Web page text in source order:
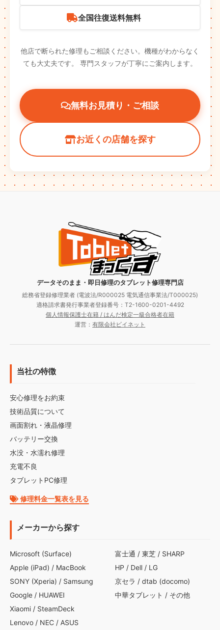
全国往復送料無料
他店で断られた修理もご相談ください。機種がわからなく
ても大丈夫です。
専門スタッフが丁寧にご案内します。
無料お見積り・ご相談
お近くの店舗を探す
データそのまま・即日修理のタブレット修理専門店
総務省登録修理業者 (電波法/R000025 電気通信事業法/T000025)
適格請求書発行事業者登録番号：T2-1600-0201-4492
個人情報保護士在籍 / はんだ検定一級合格者在籍
運営： 有限会社ビイネット
当社の特徴
安心修理をお約束
技術品質について
画面割れ・液晶修理
バッテリー交換
水没・水濡れ修理
充電不良
タブレットPC修理
修理料金一覧表を見る
メーカーから探す
Microsoft (Surface)
Apple (iPad) / MacBook
SONY (Xperia) / Samsung
Google / HUAWEI
Xiaomi / SteamDeck
Lenovo / NEC / ASUS
富士通 / 東芝 / SHARP
HP / Dell / LG
京セラ / dtab (docomo)
中華タブレット / その他